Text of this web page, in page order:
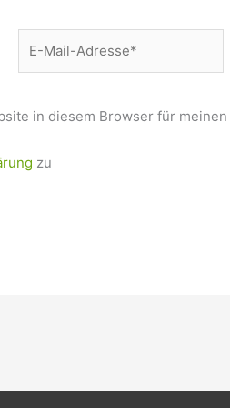
Mail-
in diesem Browser für
zu